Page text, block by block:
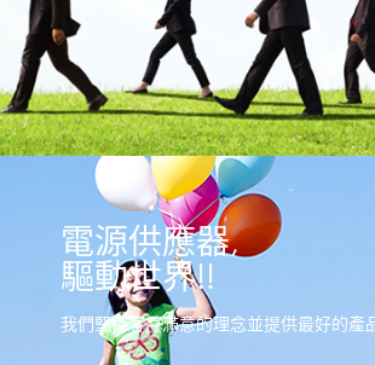
電源供應器,
驅動世界!!
我們堅持客戶滿意的理念並提供最好的產